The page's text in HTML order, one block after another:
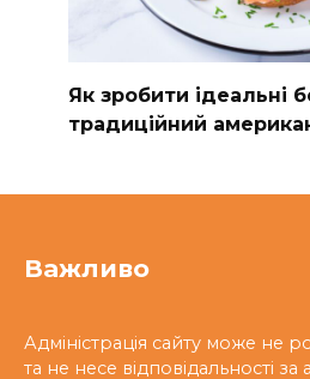
Як зробити ідеальні
традиційний
Важливо
Адміністрація сайту може не
та не несе відповідальності за